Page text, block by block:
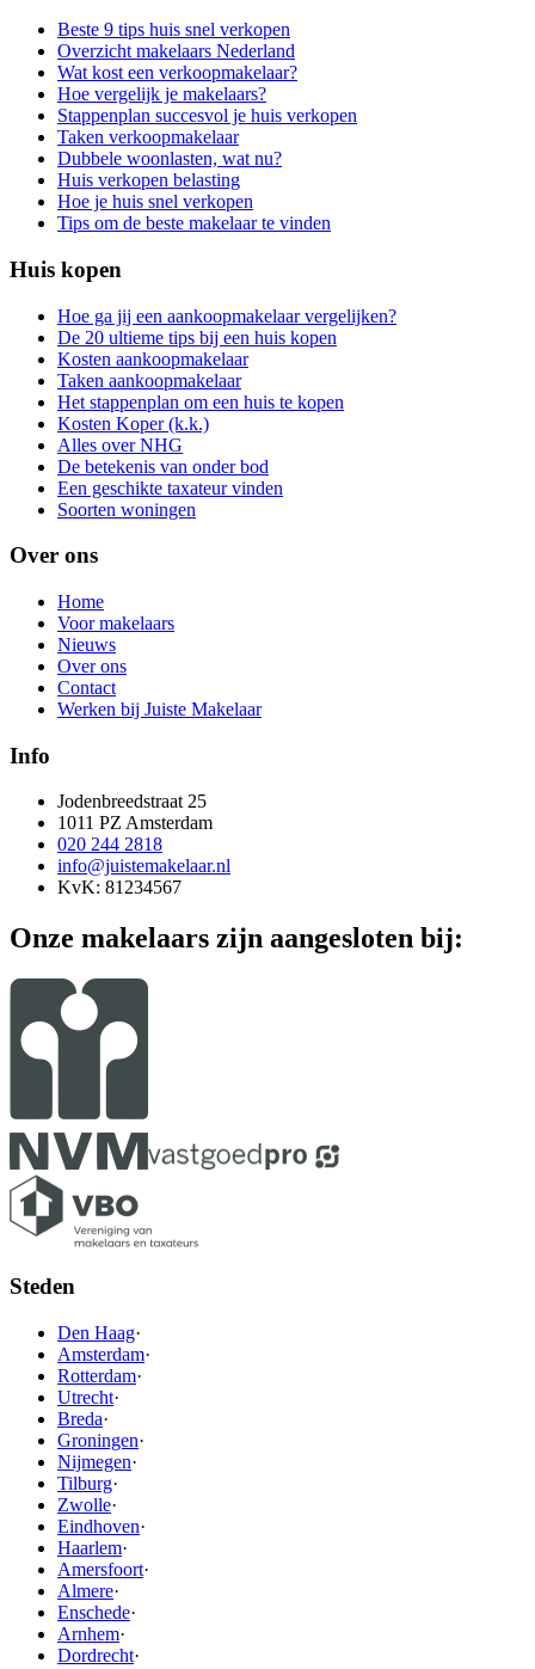
Beste 9 tips huis snel verkopen
Overzicht makelaars Nederland
Wat kost een verkoopmakelaar?
Hoe vergelijk je makelaars?
Stappenplan succesvol je huis verkopen
Taken verkoopmakelaar
Dubbele woonlasten, wat nu?
Huis verkopen belasting
Hoe je huis snel verkopen
Tips om de beste makelaar te vinden
Huis kopen
Hoe ga jij een aankoopmakelaar vergelijken?
De 20 ultieme tips bij een huis kopen
Kosten aankoopmakelaar
Taken aankoopmakelaar
Het stappenplan om een huis te kopen
Kosten Koper (k.k.)
Alles over NHG
De betekenis van onder bod
Een geschikte taxateur vinden
Soorten woningen
Over ons
Home
Voor makelaars
Nieuws
Over ons
Contact
Werken bij Juiste Makelaar
Info
Jodenbreedstraat 25
1011 PZ Amsterdam
020 244 2818
info@juistemakelaar.nl
KvK: 81234567
Onze makelaars zijn aangesloten bij:
Steden
Den Haag·
Amsterdam·
Rotterdam·
Utrecht·
Breda·
Groningen·
Nijmegen·
Tilburg·
Zwolle·
Eindhoven·
Haarlem·
Amersfoort·
Almere·
Enschede·
Arnhem·
Dordrecht·